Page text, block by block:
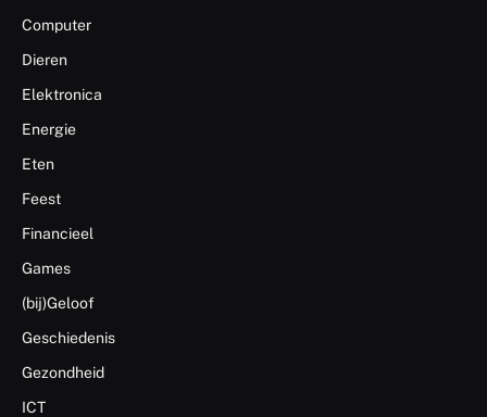
Computer
Dieren
Elektronica
Energie
Eten
Feest
Financieel
Games
(bij)Geloof
Geschiedenis
Gezondheid
ICT